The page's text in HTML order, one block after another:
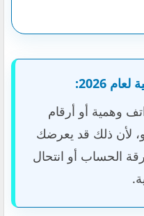
2026:
وهمية أو أرقام
لأن ذلك قد يعرضك
الحساب أو انتحال